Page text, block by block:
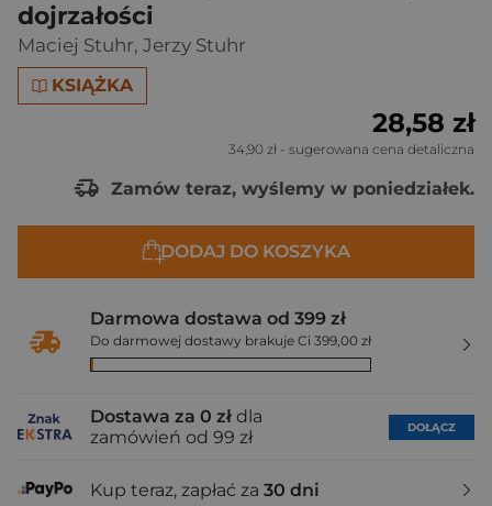
dojrzałości
Maciej Stuhr, Jerzy Stuhr
KSIĄŻKA
28,58 zł
34,90 zł - sugerowana cena detaliczna
Zamów teraz, wyślemy w poniedziałek.
DODAJ DO KOSZYKA
Darmowa dostawa od 399 zł
Do darmowej dostawy brakuje Ci 399,00 zł
Dostawa za 0 zł dla
zamówień od 99 zł
DOŁĄCZ
Kup teraz, zapłać za 30 dni